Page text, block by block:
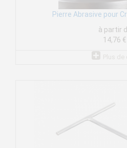
Pierre Abrasive pour
à partir
14,76 €